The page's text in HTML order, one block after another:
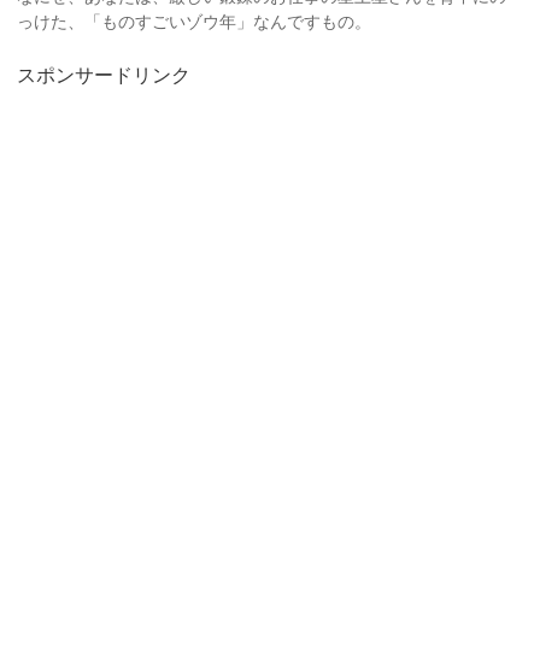
っけた、「ものすごいゾウ年」なんですもの。
スポンサードリンク